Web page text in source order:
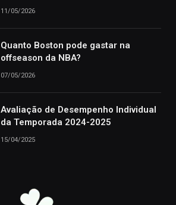
11/05/2026
Quanto Boston pode gastar na
offseason da NBA?
07/05/2026
Avaliação de Desempenho Individual
da Temporada 2024-2025
15/04/2025